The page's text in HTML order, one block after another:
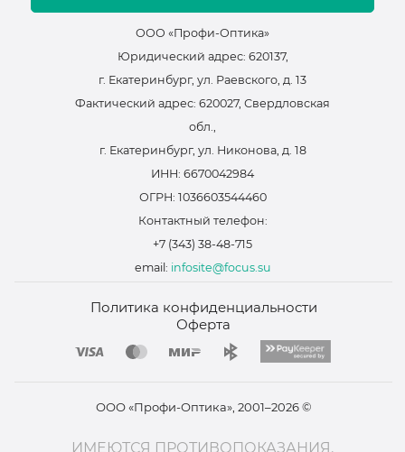
ООО «Профи-Оптика»
Юридический адрес: 620137,
г. Екатеринбург, ул. Раевского, д. 13
Фактический адрес: 620027, Свердловская
обл.,
г. Екатеринбург, ул. Никонова, д. 18
ИНН: 6670042984
ОГРН: 1036603544460
Контактный телефон:
+7 (343) 38-48-715
email: infosite@focus.su
ООО «Профи-Оптика», 2001–2026 ©
Политика конфиденциальности
Оферта
ИМЕЮТСЯ ПРОТИВОПОКАЗАНИЯ.